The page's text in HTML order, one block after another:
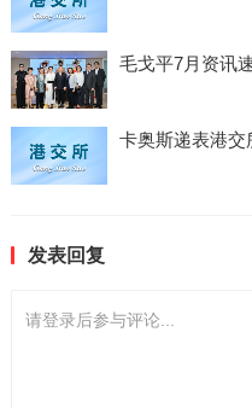
毛戈平7月资讯
卡奥斯递表港交
发表回复
请登录后参与评论...